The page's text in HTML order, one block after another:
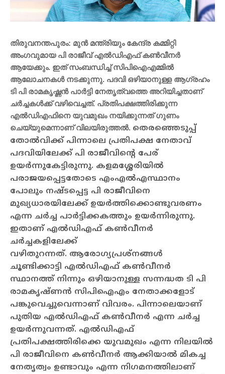
തിരുവനന്തപുരം: മുന്‍ മന്ത്രിയും കേന്ദ്ര കമ്മിറ്റി
അംഗവുമായ പി രാജീവ് എല്‍ഡിഎഫ് കണ്‍വീനര്‍
ആയേക്കും. ഇത് സംബന്ധിച്ച് സിപിഐഎമ്മില്‍
ആലോചനകള്‍ നടക്കുന്നു. പദവി ഒഴിയാനുള്ള ആഗ്രഹം
ടി പി രാമകൃഷ്ണന്‍ പാര്‍ട്ടി നേതൃത്വത്തെ അറിയിച്ചതാണ്
ചര്‍ച്ചകള്‍ക്ക് വഴിവെച്ചത്. പ്രതിപക്ഷത്തിരിക്കുന്ന
എല്‍ഡിഎഫിനെ യുവമുഖം നയിക്കുന്നത് ഗുണം
ചെയ്യുമെന്നാണ് വിലയിരുത്തല്‍. തെരഞ്ഞെടുപ്പ്
തോല്‍വിക്ക് പിന്നാലെ പ്രതിപക്ഷ നേതാവ്
പദവിയിലേക്ക് പി രാജീവിന്റെ പേര്
ഉയര്‍ന്നുകേട്ടിരുന്നു. കളമശ്ശേരിയില്‍
പരാജയപ്പെട്ടതോടെ എംഎല്‍എസ്ഥാനം
പോലും നഷ്ടപ്പെട്ട പി രാജീവിനെ
മുഖ്യധാരയിലേക്ക് ഉയര്‍ത്തിക്കൊണ്ടുവരണം
എന്ന ചര്‍ച്ച പാര്‍ട്ടിക്കകത്തും ഉയര്‍ന്നിരുന്നു.
ഇതാണ് എല്‍ഡിഎഫ് കണ്‍വീനര്‍
ചര്‍ച്ചകളിലേക്ക്
വഴിതുറന്നത്. ആരോഗ്യപ്രശ്‌നങ്ങള്‍
ചൂണ്ടിക്കാട്ടി എല്‍ഡിഎഫ് കണ്‍വീനര്‍
സ്ഥാനത്ത് നിന്നും ഒഴിയാനുള്ള സന്നദ്ധത ടി പി
രാമകൃഷ്ണന്‍ സിപിഐഎം നേതാക്കളോട്
പങ്കുവെച്ചുവെന്നാണ് വിവരം. പിന്നാലെയാണ്
പുതിയ എല്‍ഡിഎഫ് കണ്‍വീനര്‍ എന്ന ചര്‍ച്ച
ഉയര്‍ന്നുവന്നത്. എല്‍ഡിഎഫ്
പ്രതിപക്ഷത്തിരിക്കെ യുവമുഖം എന്ന നിലയില്‍
പി രാജീവിനെ കണ്‍വീനര്‍ ആക്കിയാല്‍ മികച്ച
നേതൃത്വം ഉണ്ടാവും എന്ന നിഗമനത്തിലാണ്